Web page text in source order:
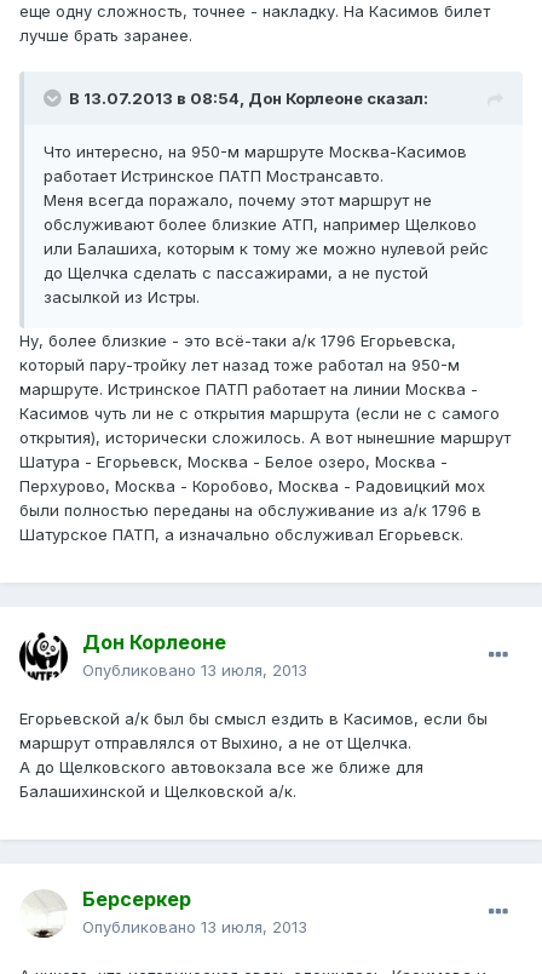
еще одну сложность, точнее - накладку. На Касимов билет
лучше брать заранее.
В 13.07.2013 в 08:54, Дон Корлеоне сказал:
Что интересно, на 950-м маршруте Москва-Касимов
работает Истринское ПАТП Мострансавто.
Меня всегда поражало, почему этот маршрут не
обслуживают более близкие АТП, например Щелково
или Балашиха, которым к тому же можно нулевой рейс
до Щелчка сделать с пассажирами, а не пустой
засылкой из Истры.
Ну, более близкие - это всё-таки а/к 1796 Егорьевска,
который пару-тройку лет назад тоже работал на 950-м
маршруте. Истринское ПАТП работает на линии Москва -
Касимов чуть ли не с открытия маршрута (если не с самого
открытия), исторически сложилось. А вот нынешние маршрут
Шатура - Егорьевск, Москва - Белое озеро, Москва -
Перхурово, Москва - Коробово, Москва - Радовицкий мох
были полностью переданы на обслуживание из а/к 1796 в
Шатурское ПАТП, а изначально обслуживал Егорьевск.
Дон Корлеоне
Опубликовано 13 июля, 2013
Егорьевской а/к был бы смысл ездить в Касимов, если бы
маршрут отправлялся от Выхино, а не от Щелчка.
А до Щелковского автовокзала все же ближе для
Балашихинской и Щелковской а/к.
Берсеркер
Опубликовано 13 июля, 2013